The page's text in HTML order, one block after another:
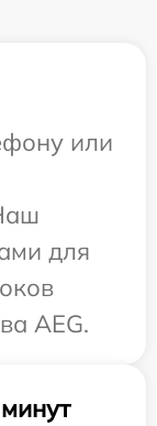
или
для
AEG.